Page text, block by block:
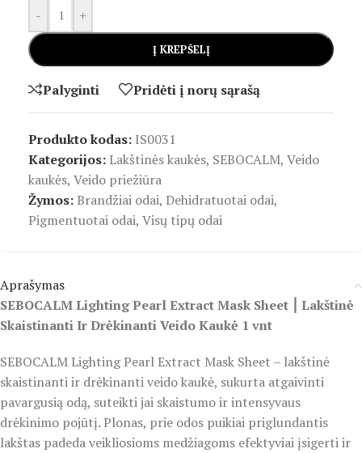
- +
Į KREPŠELĮ
Palyginti Pridėti į norų sąrašą
Produkto kodas: IS0031
Kategorijos: Lakštinės kaukės, SEBOCALM, Veido
kaukės, Veido priežiūra
Žymos: Brandžiai odai, Dehidratuotai odai,
Pigmentuotai odai, Visų tipų odai
Aprašymas
SEBOCALM Lighting Pearl Extract Mask Sheet ⎮ Lakštinė
Skaistinanti Ir Drėkinanti Veido Kaukė 1 vnt
SEBOCALM Lighting Pearl Extract Mask Sheet – lakštinė
skaistinanti ir drėkinanti veido kaukė, sukurta atgaivinti
pavargusią odą, suteikti jai skaistumo ir intensyvaus
drėkinimo pojūtį. Plonas, prie odos puikiai priglundantis
lakštas padeda veikliosioms medžiagoms efektyviai įsigerti ir